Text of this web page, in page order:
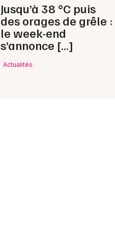
Jusqu’à 38 °C puis
des orages de grêle :
le week-end
s’annonce […]
Actualités